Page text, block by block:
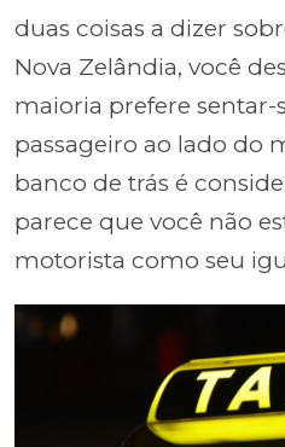
duas coisas a dizer
Nova Zelândia, você
maioria prefere sentar-
passageiro ao lado do
banco de trás é
parece que você não
motorista como seu